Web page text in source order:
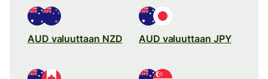
AUD valuuttaan NZD AUD valuuttaan JPY